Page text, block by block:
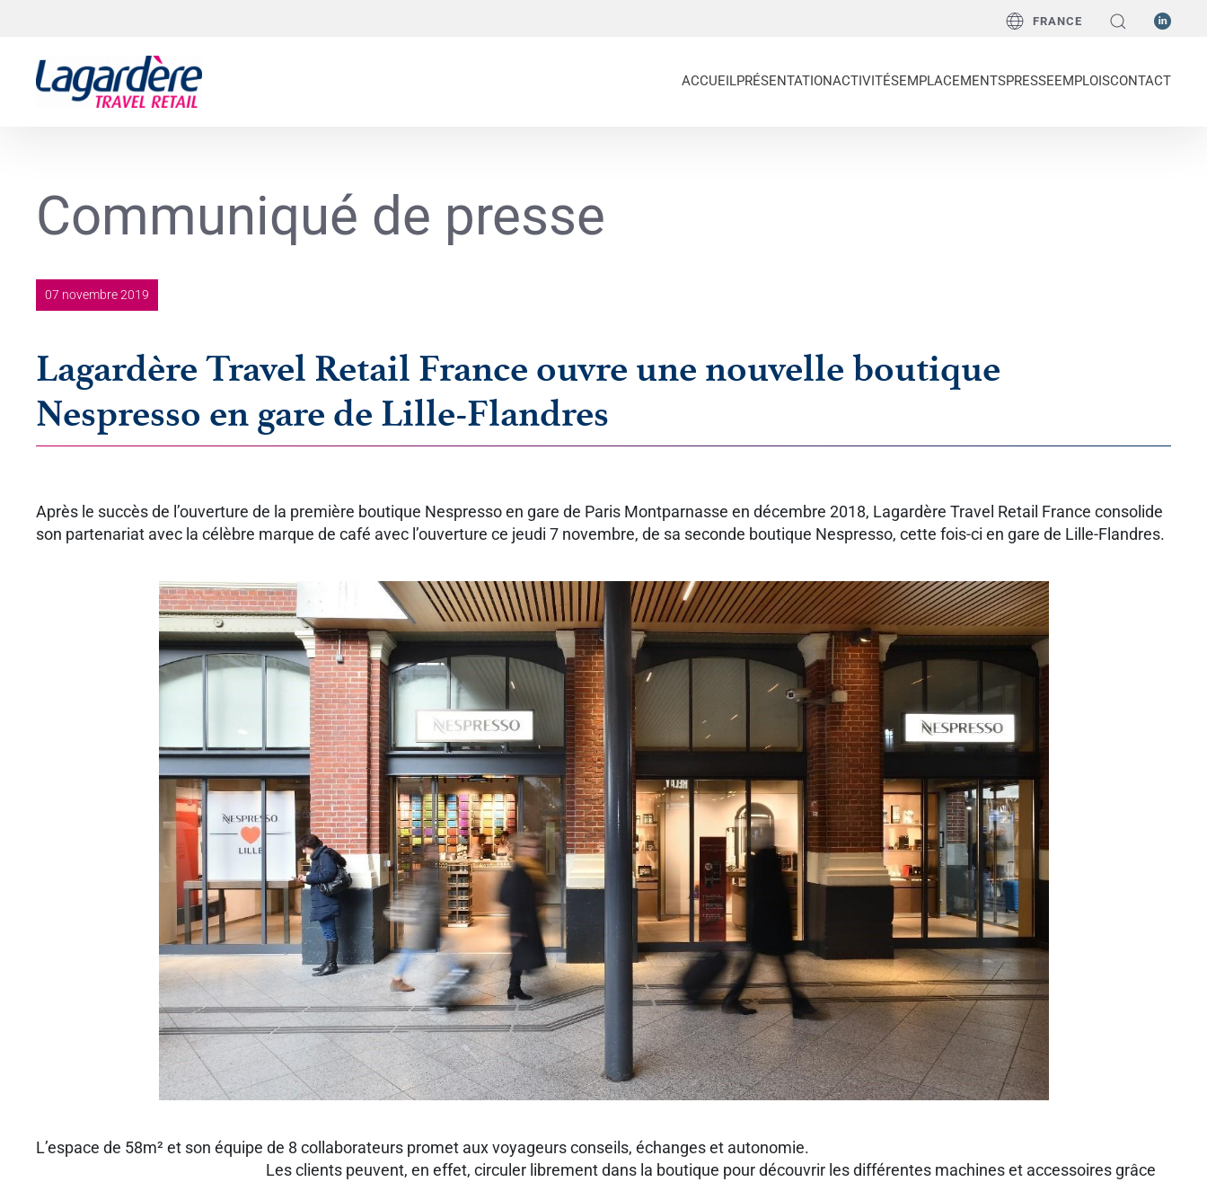
Aller au pied de page
FRANCE
ACCUEILPRÉSENTATIONACTIVITÉSEMPLACEMENTSPRESSEEMPLOISCONTACT
Communiqué de presse
07 novembre 2019
Lagardère Travel Retail France ouvre une nouvelle boutique
Nespresso en gare de Lille-Flandres
Après le succès de l’ouverture de la première boutique Nespresso en gare de Paris Montparnasse en décembre 2018, Lagardère Travel Retail France consolide
son partenariat avec la célèbre marque de café avec l’ouverture ce jeudi 7 novembre, de sa seconde boutique Nespresso, cette fois-ci en gare de Lille-Flandres.
L’espace de 58m² et son équipe de 8 collaborateurs promet aux voyageurs conseils, échanges et autonomie.
Les clients peuvent, en effet, circuler librement dans la boutique pour découvrir les différentes machines et accessoires grâce